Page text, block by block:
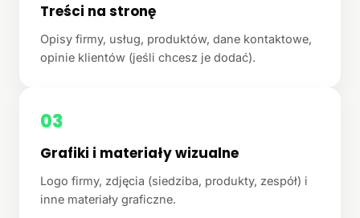
Treści na stronę
Opisy firmy, usług, produktów, dane kontaktowe,
opinie klientów (jeśli chcesz je dodać).
03
Grafiki i materiały wizualne
Logo firmy, zdjęcia (siedziba, produkty, zespół) i
inne materiały graficzne.